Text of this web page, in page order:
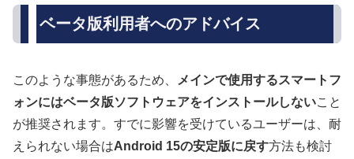
ベータ版利用者へのアドバイス
このような事態があるため、
メインで使用するスマートフ
ォンにはベータ版ソフトウェアをインストールしないこと
が推奨されます。すでに影響を受けているユーザーは、耐
えられない場合はAndroid 15の安定版に戻す方法も検討